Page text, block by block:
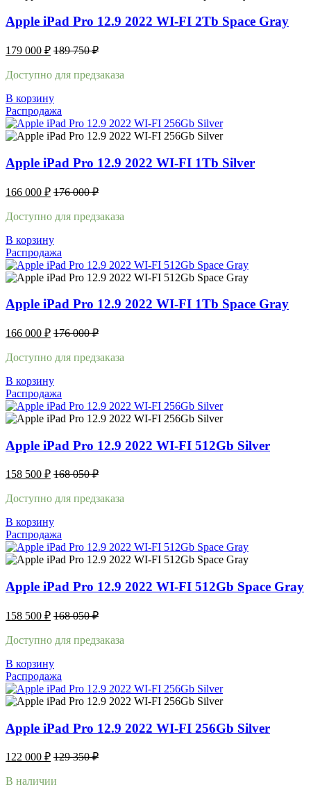
Apple iPad Pro 12.9 2022 WI-FI 2Tb Space Gray
179 000 ₽ 189 750₽
Доступно для предзаказа
В корзину
Распродажа
Apple iPad Pro 12.9 2022 WI-FI 1Tb Silver
166 000 ₽ 176 000₽
Доступно для предзаказа
В корзину
Распродажа
Apple iPad Pro 12.9 2022 WI-FI 1Tb Space Gray
166 000 ₽ 176 000₽
Доступно для предзаказа
В корзину
Распродажа
Apple iPad Pro 12.9 2022 WI-FI 512Gb Silver
158 500 ₽ 168 050₽
Доступно для предзаказа
В корзину
Распродажа
Apple iPad Pro 12.9 2022 WI-FI 512Gb Space Gray
158 500 ₽ 168 050₽
Доступно для предзаказа
В корзину
Распродажа
Apple iPad Pro 12.9 2022 WI-FI 256Gb Silver
122 000 ₽ 129 350₽
В наличии